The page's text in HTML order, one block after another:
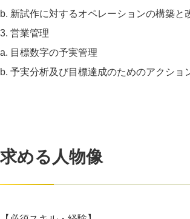
b. 新試作に対するオペレーションの構築と
3. 営業管理
a. 目標数字の予実管理
b. 予実分析及び目標達成のためのアクショ
求める人物像